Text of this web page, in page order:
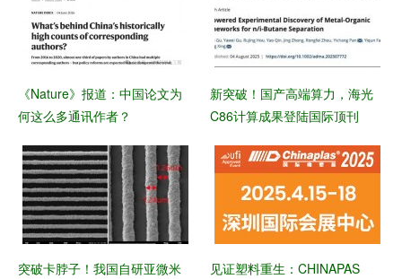
《Nature》报道：中国论文为
何这么多通讯作者？
新突破！国产高端算力，海光
C86计算成果登陆国际顶刊
突破卡脖子！我国自研亚微米
见证塑料重生：CHINAPAS